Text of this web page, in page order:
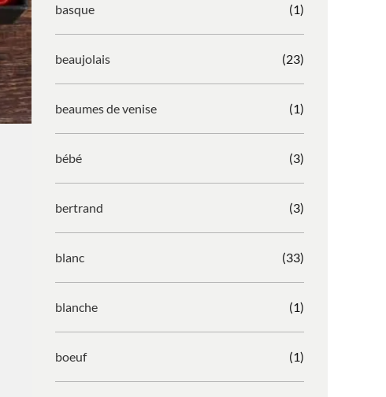
basque (1)
beaujolais (23)
beaumes de venise (1)
bébé (3)
bertrand (3)
blanc (33)
blanche (1)
boeuf (1)